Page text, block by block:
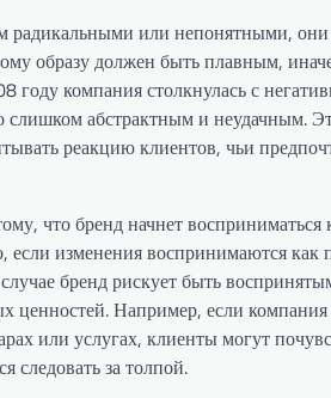
или непонятными, они
образу должен быть плавным,
компания столкнулась с
абстрактным и неудачным.
реакцию клиентов, чьи
что бренд начнет
изменения воспринимаются как
бренд рискует быть
ценностей. Например, если
или услугах, клиенты могут
следовать за толпой.